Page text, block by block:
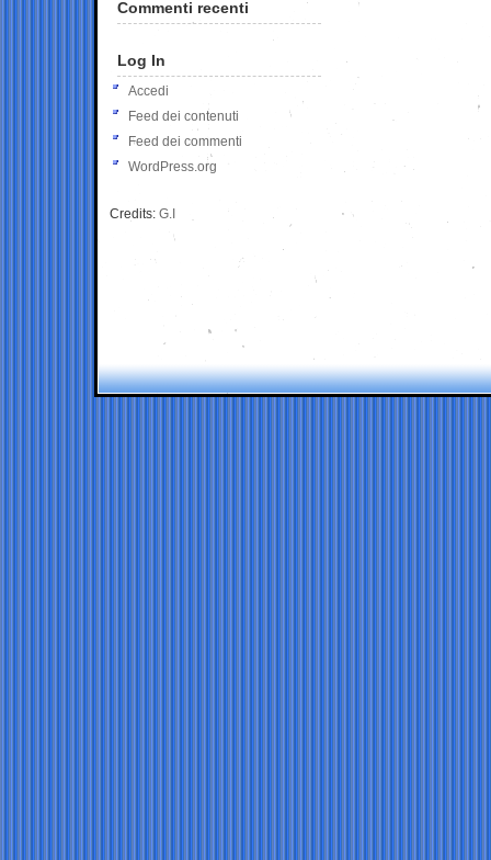
Commenti recenti
Log In
Accedi
Feed dei contenuti
Feed dei commenti
WordPress.org
Credits: G.I